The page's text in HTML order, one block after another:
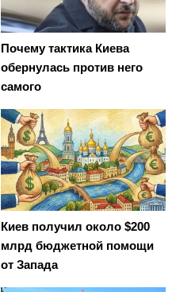
Почему тактика Киева
обернулась против него
самого
Киев получил около $200
млрд бюджетной помощи
от Запада